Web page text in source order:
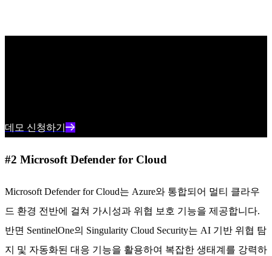
데모 신청하기
#2 Microsoft Defender for Cloud
Microsoft Defender for Cloud는 Azure와 통합되어 멀티 클라우
드 환경 전반에 걸쳐 가시성과 위협 보호 기능을 제공합니다.
반면 SentinelOne의 Singularity Cloud Security는 AI 기반 위협 탐
지 및 자동화된 대응 기능을 활용하여 복잡한 생태계를 강력하